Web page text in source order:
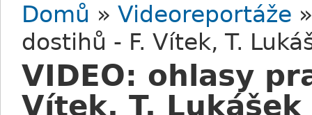
Jste zde
Domů » Videoreportáže
dostihů - F. Vítek, T.
VIDEO: ohlasy
Vítek, T.